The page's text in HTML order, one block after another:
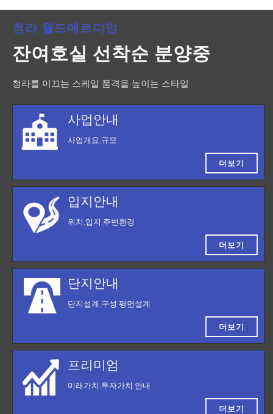
청라 월드메르디앙
잔여호실 선착순 분양중
청라를 이끄는 스케일 품격을 높이는 스타일
사업안내
사업개요,규모
더보기
입지안내
위치,입지,주변환경
더보기
단지안내
단지설계,구성,평면설계
더보기
프리미엄
미래가치,투자가치 안내
더보기